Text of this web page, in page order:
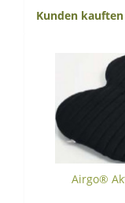
Kunden
Airgo®